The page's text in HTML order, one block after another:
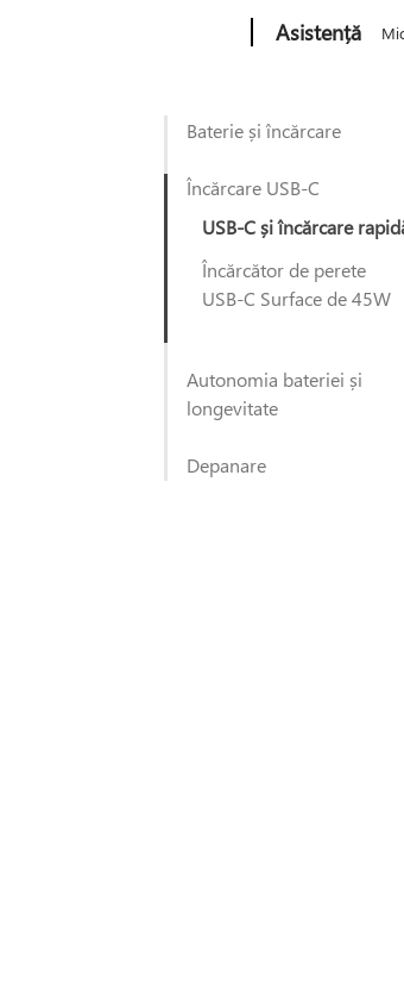
Asistență
Baterie și încărcare
Încărcare USB-C
USB-C și încărcare
Încărcător de perete
USB-C Surface de 45W
Autonomia bateriei și
longevitate
Depanare